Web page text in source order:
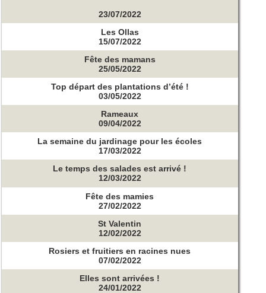
23/07/2022
Les Ollas
15/07/2022
Fête des mamans
25/05/2022
Top départ des plantations d’été !
03/05/2022
Rameaux
09/04/2022
La semaine du jardinage pour les écoles
17/03/2022
Le temps des salades est arrivé !
12/03/2022
Fête des mamies
27/02/2022
St Valentin
12/02/2022
Rosiers et fruitiers en racines nues
07/02/2022
Elles sont arrivées !
24/01/2022